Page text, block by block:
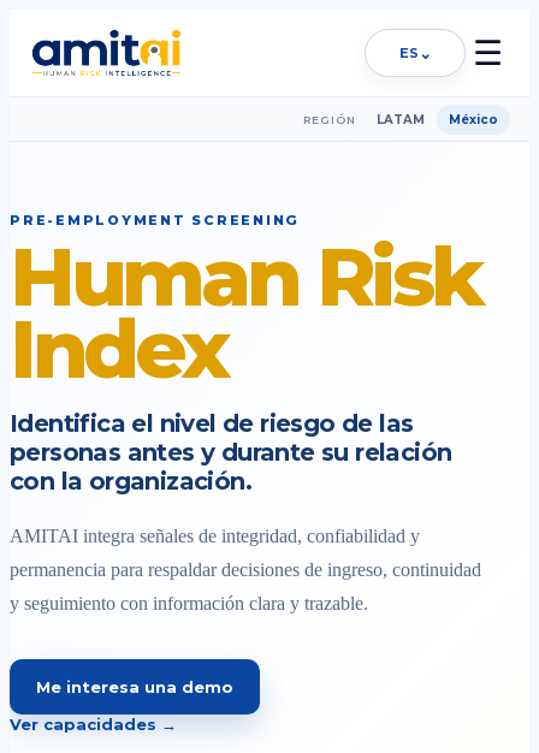
ES ⌄ ☰
REGIÓN LATAM México
PRE-EMPLOYMENT SCREENING
Human Risk
Index
Identifica el nivel de riesgo de las
personas antes y durante su relación
con la organización.
AMITAI integra señales de integridad, confiabilidad y
permanencia para respaldar decisiones de ingreso, continuidad
y seguimiento con información clara y trazable.
Me interesa una demo
Ver capacidades →